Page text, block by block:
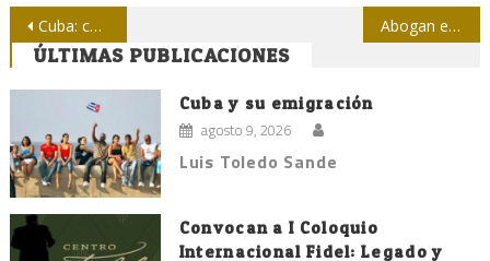
Navegación
de
entradas
Cuba: centro de encuentro eclesiástico Abogan en Costa Rica por oficina de Prensa Latina
ÚLTIMAS PUBLICACIONES
Cuba y su emigración
agosto 9, 2026
Luis Toledo Sande
Convocan a I Coloquio
Internacional Fidel: Legado y